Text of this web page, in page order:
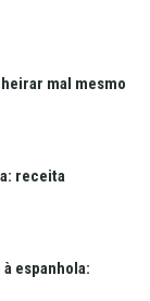
mal mesmo
receita
espanhola: